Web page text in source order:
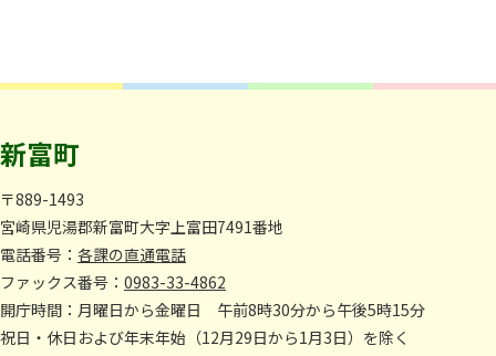
新富町
〒889-1493
宮崎県児湯郡新富町大字上富田7491番地
電話番号： 各課の直通電話
ファックス番号： 0983-33-4862
開庁時間：月曜日から金曜日 午前8時30分から午後5時15分
祝日・休日および年末年始（12月29日から1月3日）を除く